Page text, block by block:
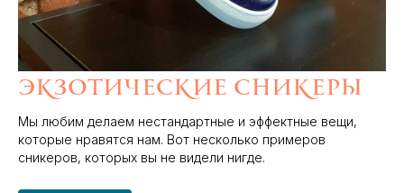
Экзотические сникеры
Мы любим делаем нестандартные и эффектные вещи,
которые нравятся нам. Вот несколько примеров
сникеров, которых вы не видели нигде.